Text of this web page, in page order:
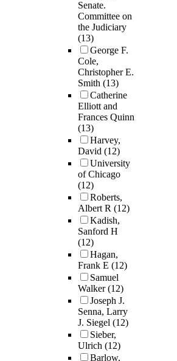
Senate.
Committee on
the Judiciary
(13)
George F.
Cole,
Christopher E.
Smith (13)
Catherine
Elliott and
Frances Quinn
(13)
Harvey,
David (12)
University
of Chicago
(12)
Roberts,
Albert R (12)
Kadish,
Sanford H
(12)
Hagan,
Frank E (12)
Samuel
Walker(12)
Joseph J.
Senna, Larry
J. Siegel (12)
Sieber,
Ulrich (12)
Barlow,